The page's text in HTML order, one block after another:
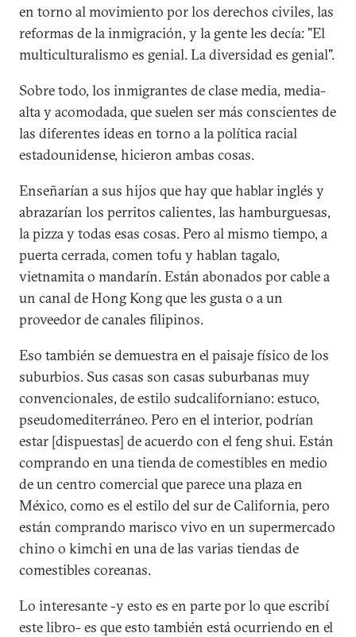
en torno al movimiento por los derechos civiles, las
reformas de la inmigración, y la gente les decía: "El
multiculturalismo es genial. La diversidad es genial".
Sobre todo, los inmigrantes de clase media, media-
alta y acomodada, que suelen ser más conscientes de
las diferentes ideas en torno a la política racial
estadounidense, hicieron ambas cosas.
Enseñarían a sus hijos que hay que hablar inglés y
abrazarían los perritos calientes, las hamburguesas,
la pizza y todas esas cosas. Pero al mismo tiempo, a
puerta cerrada, comen tofu y hablan tagalo,
vietnamita o mandarín. Están abonados por cable a
un canal de Hong Kong que les gusta o a un
proveedor de canales filipinos.
Eso también se demuestra en el paisaje físico de los
suburbios. Sus casas son casas suburbanas muy
convencionales, de estilo sudcaliforniano: estuco,
pseudomediterráneo. Pero en el interior, podrían
estar [dispuestas] de acuerdo con el feng shui. Están
comprando en una tienda de comestibles en medio
de un centro comercial que parece una plaza en
México, como es el estilo del sur de California, pero
están comprando marisco vivo en un supermercado
chino o kimchi en una de las varias tiendas de
comestibles coreanas.
Lo interesante -y esto es en parte por lo que escribí
este libro- es que esto también está ocurriendo en el